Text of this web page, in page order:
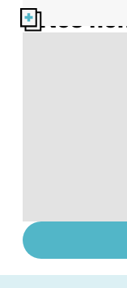
Nos
infections